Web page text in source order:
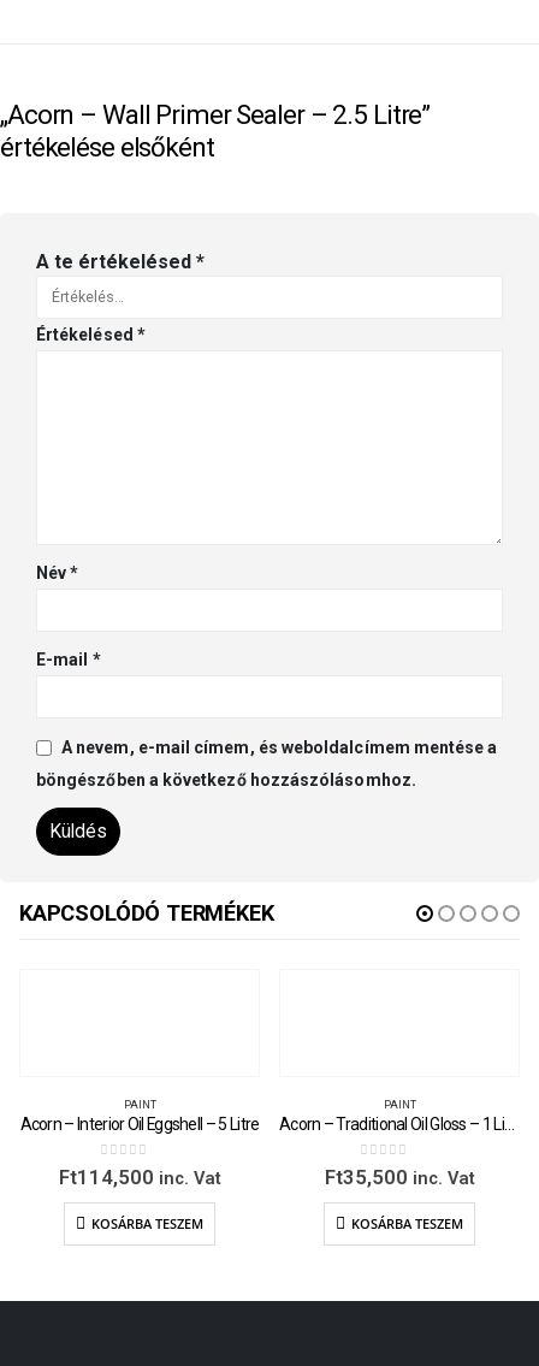
„Acorn – Wall Primer Sealer – 2.5 Litre”
értékelése elsőként
A te értékelésed *
Értékelésed *
Név*
E-mail *
A nevem, e-mail címem, és weboldalcímem mentése a
böngészőben a következő hozzászólásomhoz.
KAPCSOLÓDÓ TERMÉKEK
PAINT
Acorn – Interior Oil Eggshell – 5 Litre
0out of 5
Ft114,500 inc. Vat
KOSÁRBA TESZEM
PAINT
Acorn – Traditional Oil Gloss – 1 Litre
0 out of 5
Ft35,500 inc. Vat
KOSÁRBA TESZEM